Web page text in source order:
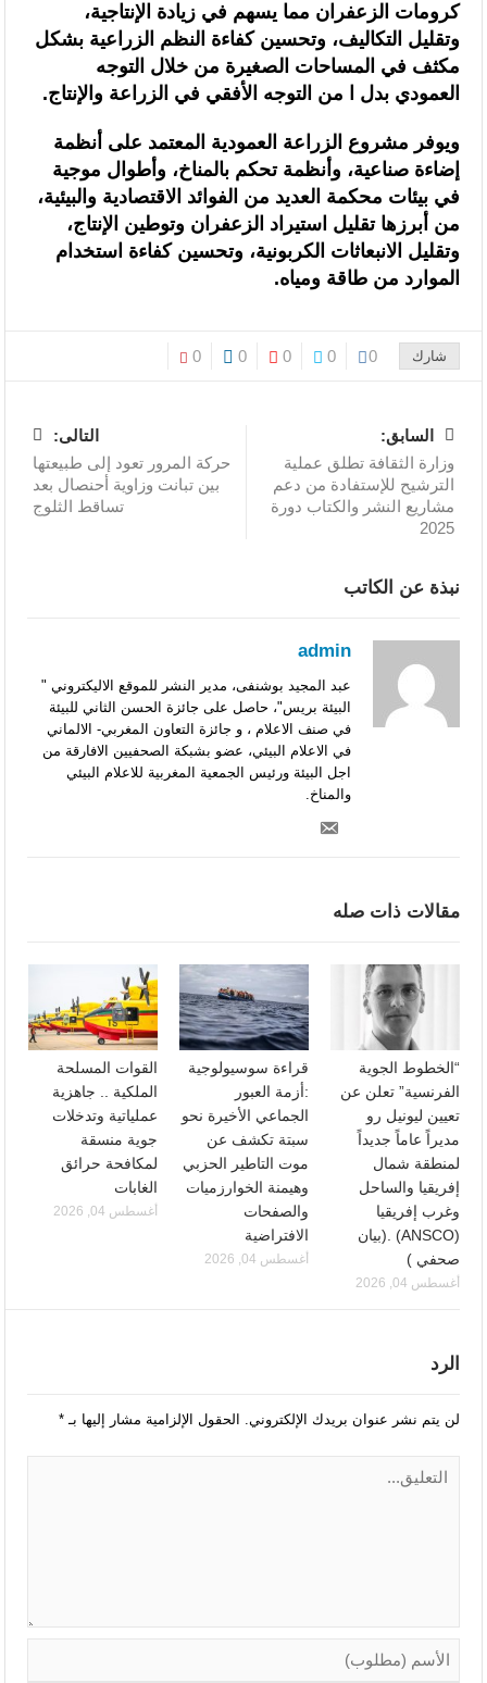
كرومات الزعفران مما يسهم في زيادة الإنتاجية،
وتقليل التكاليف، وتحسين كفاءة النظم الزراعية بشكل
مكثف في المساحات الصغيرة من خلال التوجه
العمودي بدل ا من التوجه الأفقي في الزراعة والإنتاج.
ويوفر مشروع الزراعة العمودية المعتمد على أنظمة
إضاءة صناعية، وأنظمة تحكم بالمناخ، وأطوال موجية
في بيئات محكمة العديد من الفوائد الاقتصادية والبيئية،
من أبرزها تقليل استيراد الزعفران وتوطين الإنتاج،
وتقليل الانبعاثات الكربونية، وتحسين كفاءة استخدام
الموارد من طاقة ومياه.
شارك 0
0
0
0
0
السابق:
وزارة الثقافة تطلق عملية
الترشيح للإستفادة من دعم
مشاريع النشر والكتاب دورة
2025
التالى:
حركة المرور تعود إلى طبيعتها
بين تبانت وزاوية أحنصال بعد
تساقط الثلوج
نبذة عن الكاتب
admin
عبد المجيد بوشنفى، مدير النشر للموقع الاليكتروني "
البيئة بريس"، حاصل على جائزة الحسن الثاني للبيئة
في صنف الاعلام ، و جائزة التعاون المغربي- الالماني
في الاعلام البيئي، عضو بشبكة الصحفيين الافارقة من
اجل البيئة ورئيس الجمعية المغربية للاعلام البيئي
والمناخ.
مقالات ذات صله
“الخطوط الجوية
الفرنسية” تعلن عن
تعيين ليونيل رو
مديراً عاماً جديداً
لمنطقة شمال
إفريقيا والساحل
وغرب إفريقيا
(ANSCO) .(بيان
صحفي )
أغسطس 04, 2026
قراءة سوسيولوجية
:أزمة العبور
الجماعي الأخيرة نحو
سبتة تكشف عن
موت التاطير الحزبي
وهيمنة الخوارزميات
والصفحات
الافتراضية
أغسطس 04, 2026
القوات المسلحة
الملكية .. جاهزية
عملياتية وتدخلات
جوية منسقة
لمكافحة حرائق
الغابات
أغسطس 04, 2026
الرد
لن يتم نشر عنوان بريدك الإلكتروني. الحقول الإلزامية مشار إليها بـ*